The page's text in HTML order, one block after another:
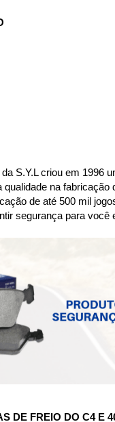
S.Y.L criou em 1996
qualidade na
de até 500 mil
segurança para você
DE FREIO DO C4 E